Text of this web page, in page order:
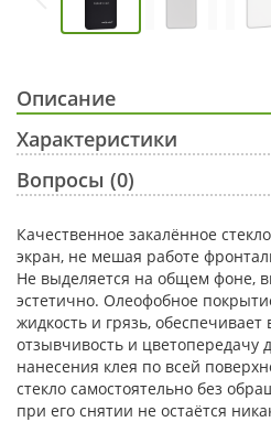
Описание
Характеристики
Вопросы (0)
Качественное закалённое
экран, не мешая работе
Не выделяется на общем фоне,
эстетично. Олеофобное
жидкость и грязь, обеспечивает
отзывчивость и цветопередачу
нанесения клея по всей
стекло самостоятельно без
при его снятии не остаётся